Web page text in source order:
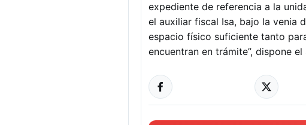
expediente de referencia a la
el auxiliar fiscal Isa, bajo la venia
espacio físico suficiente tanto
encuentran en trámite”, dispone